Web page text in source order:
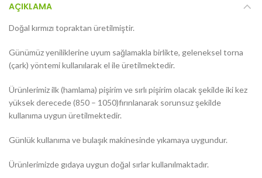
AÇIKLAMA
Doğal kırmızı topraktan üretilmiştir.
Günümüz yeniliklerine uyum sağlamakla birlikte, geleneksel torna
(çark) yöntemi kullanılarak el ile üretilmektedir.
Ürünlerimiz ilk (hamlama) pişirim ve sırlı pişirim olacak şekilde iki kez
yüksek derecede (850 – 1050)fırınlanarak sorunsuz şekilde
kullanıma uygun üretilmektedir.
Günlük kullanıma ve bulaşık makinesinde yıkamaya uygundur.
Ürünlerimizde gıdaya uygun doğal sırlar kullanılmaktadır.